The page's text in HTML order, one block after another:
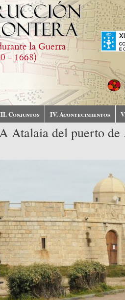
la Guerra
- 1668)
Conjuntos IV. Acontecimientos
Atalaia del puerto de